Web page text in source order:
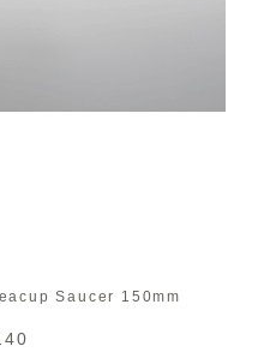
Saucer 150mm